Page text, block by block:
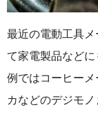
最近の電動工具
て家電製品など
例ではコーヒー
カなどのデジモノ